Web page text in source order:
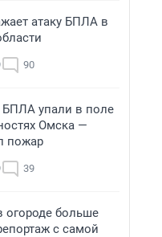
атаку БПЛА в
90
упали в поле
Омска —
пожар
39
огороде больше
с самой